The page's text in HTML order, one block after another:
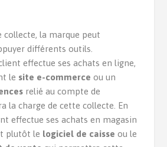
collecte, la marque peut
différents outils.
effectue ses achats en ligne,
le site e-commerce ou un
relié au compte de
la charge de cette collecte. En
effectue ses achats en magasin
plutôt le logiciel de caisse ou le